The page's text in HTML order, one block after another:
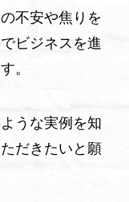
不安や焦りを
ビジネスを進
。
うな実例を知
だきたいと願